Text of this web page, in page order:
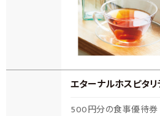
エターナルホスピタリ
500円分の食事優待券